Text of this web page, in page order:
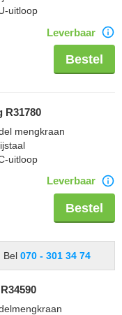
uitloop
Leverbaar
Bestel
R31780
mengkraan
uitloop
Leverbaar
Bestel
Bel 070 - 301 34 74